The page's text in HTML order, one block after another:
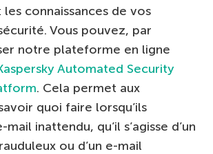
connaissances de vos
Vous pouvez, par
notre plateforme en ligne
Automated Security
. Cela permet aux
quoi faire lorsqu’ils
inattendu, qu’il s’agisse d’un
ou d’un e-mail